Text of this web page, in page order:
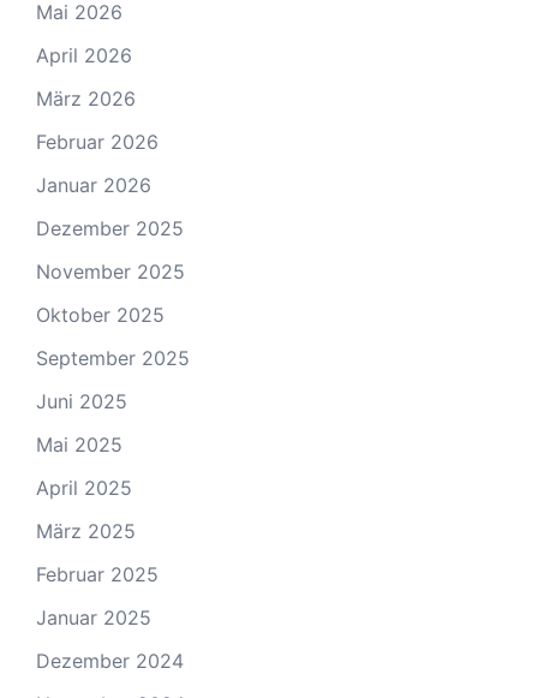
Mai 2026
April 2026
März 2026
Februar 2026
Januar 2026
Dezember 2025
November 2025
Oktober 2025
September 2025
Juni 2025
Mai 2025
April 2025
März 2025
Februar 2025
Januar 2025
Dezember 2024